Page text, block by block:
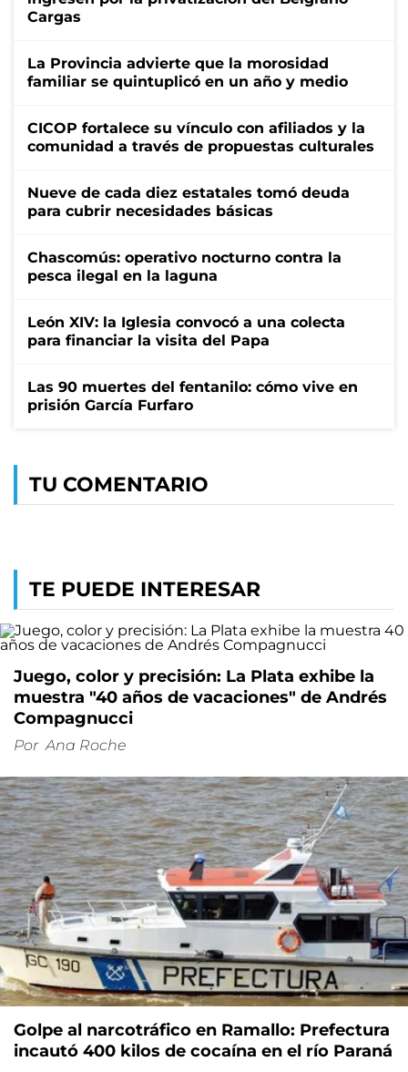
Cargas
La Provincia advierte que la morosidad
familiar se quintuplicó en un año y medio
CICOP fortalece su vínculo con afiliados y la
comunidad a través de propuestas culturales
Nueve de cada diez estatales tomó deuda
para cubrir necesidades básicas
Chascomús: operativo nocturno contra la
pesca ilegal en la laguna
León XIV: la Iglesia convocó a una colecta
para financiar la visita del Papa
Las 90 muertes del fentanilo: cómo vive en
prisión García Furfaro
TU COMENTARIO
TE PUEDE INTERESAR
Juego, color y precisión: La Plata exhibe la
muestra "40 años de vacaciones" de Andrés
Compagnucci
Por Ana Roche
Golpe al narcotráfico en Ramallo: Prefectura
incautó 400 kilos de cocaína en el río Paraná